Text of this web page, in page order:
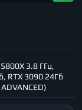
3.8 ГГц,
RTX 3090 24Гб